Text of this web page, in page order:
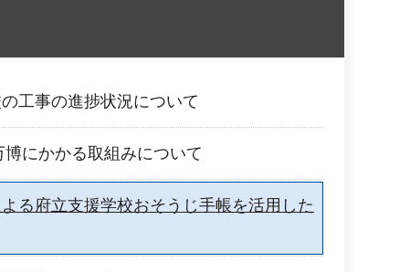
工事の進捗状況について
にかかる取組みについて
る府立支援学校おそうじ手帳を活用した